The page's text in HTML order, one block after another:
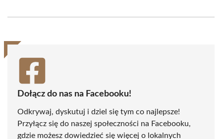
(Twitter)
Dołącz do nas na Facebooku!
Odkrywaj, dyskutuj i dziel się tym co najlepsze!
Przyłącz się do naszej społeczności na Facebooku,
gdzie możesz dowiedzieć się więcej o lokalnych